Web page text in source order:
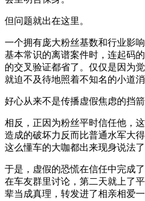
但问题就出在这里。
一个拥有庞大粉丝基数和行业影
基本常识的离谱案件时，连起码
的交叉验证都省了。仅仅是因为
就迫不及待地照着不知名的小道消
好心从来不是传播虚假焦虑的挡箭
相反，正因为粉丝平时信任他，
造成的破坏力反而比普通水军大
这么懂车的大咖都出来现身说法
于是，虚假的恐慌在信任中完成
在车友群里讨论，第二天就上了
辈当成真理，转发进了相亲相爱一